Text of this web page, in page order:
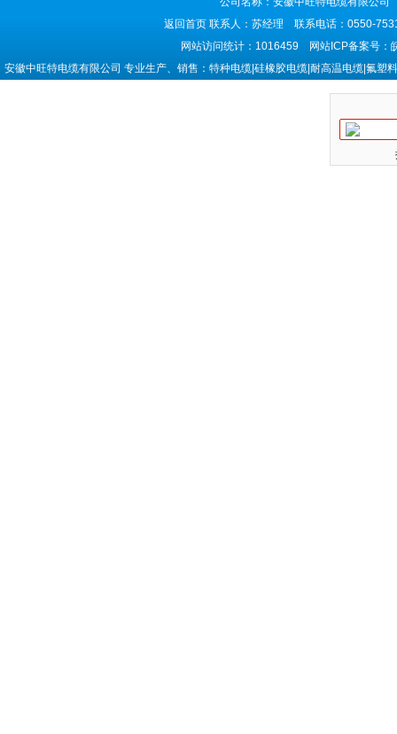
返回首页 联系人：苏经理 联系电话：0550-
网站访问统计：1016459 网站ICP备案号：
安徽中旺特电缆有限公司 专业生产、销售：特种电缆|硅橡胶电缆|耐高温电缆|氟